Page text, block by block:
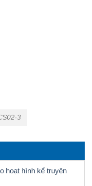
3
hoạt hình kể truyện